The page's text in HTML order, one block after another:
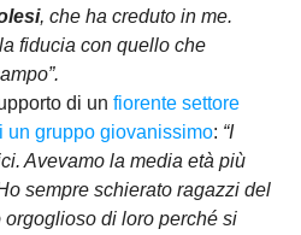
, che ha creduto in me.
fiducia con quello che
di un fiorente settore
un gruppo giovanissimo: “I
Avevamo la media età più
sempre schierato ragazzi del
di loro perché si